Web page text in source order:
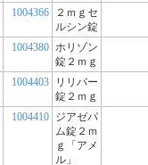
1004366
２ｍｇセ
ルシン錠
1004380 ホリゾン
錠２ｍｇ
1004403
リリバー
錠２ｍｇ
1004410 ジアゼパ
ム錠２ｍ
ｇ「アメ
ル」